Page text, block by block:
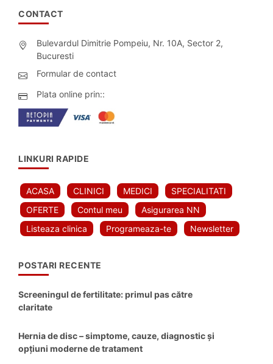
CONTACT
Bulevardul Dimitrie Pompeiu, Nr. 10A, Sector 2,
Bucuresti
Formular de contact
Plata online prin::
LINKURI RAPIDE
ACASA CLINICI MEDICI
SPECIALITATI
OFERTE
Contul meu
Asigurarea NN
Listeaza clinica
Programeaza-te Newsletter
POSTARI RECENTE
Screeningul de fertilitate: primul pas către
claritate
Hernia de disc – simptome, cauze, diagnostic și
opțiuni moderne de tratament